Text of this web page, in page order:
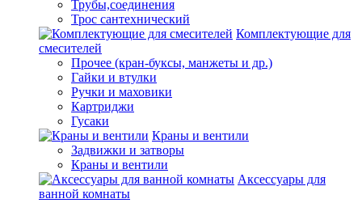
Трубы,соединения
Трос сантехнический
Комплектующие для
смесителей
Прочее (кран-буксы, манжеты и др.)
Гайки и втулки
Ручки и маховики
Картриджи
Гусаки
Краны и вентили
Задвижки и затворы
Краны и вентили
Аксессуары для
ванной комнаты